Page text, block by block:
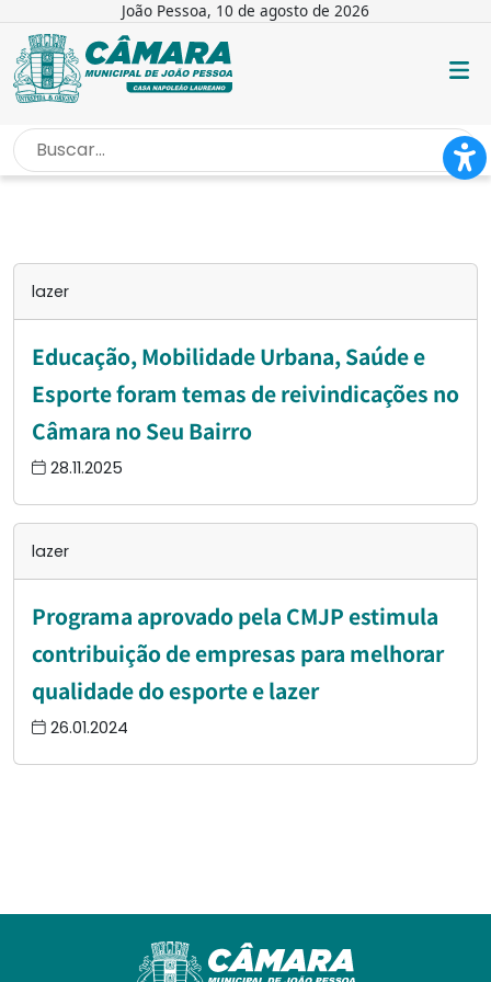
João Pessoa, 10 de agosto de 2026
INÍCIO /
lazer
Educação, Mobilidade Urbana, Saúde e
Esporte foram temas de reivindicações no
Câmara no Seu Bairro
28.11.2025
lazer
Programa aprovado pela CMJP estimula
contribuição de empresas para melhorar
qualidade do esporte e lazer
26.01.2024